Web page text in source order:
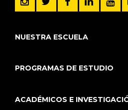
NUESTRA ESCUELA
PROGRAMAS DE ESTUDIO
ACADÉMICOS E